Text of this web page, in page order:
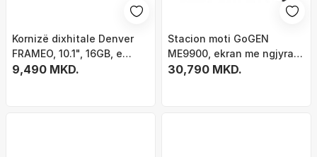
Kornizë dixhitale Denver
FRAMEO, 10.1", 16GB, e
bardhë
9,490 MKD.
Stacion moti GoGEN
ME9900, ekran me ngjyra,
sensor i jashtëm, i zi
30,790 MKD.